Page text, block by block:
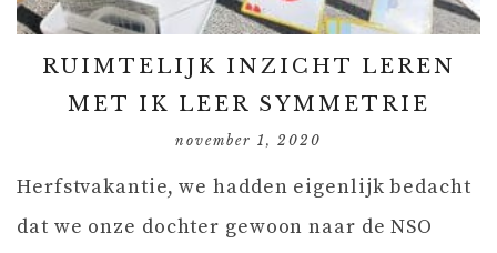
RUIMTELIJK INZICHT LEREN
MET IK LEER SYMMETRIE
november 1, 2020
Herfstvakantie, we hadden eigenlijk bedacht
dat we onze dochter gewoon naar de NSO